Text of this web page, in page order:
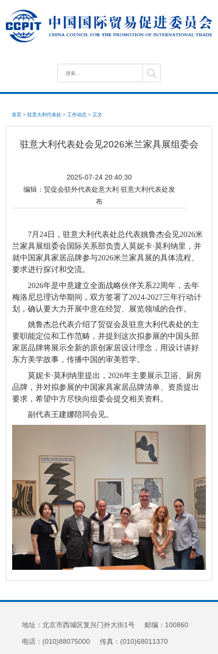
首页 > 驻意大利代表处 > 工作动态 > 正文
驻意大利代表处会见2026米兰家具展组委会
2025-07-24 20:40:30
编辑： 贸促会驻外代表处意大利 驻意大利代表处发
布
7月24日，驻意大利代表处总代表姚鲁杰会见2026米
兰家具展组委会国际关系部负责人莫妮卡·莫利纳里，并
就中国家具家居品牌参与2026米兰家具展的具体流程、
要求进行探讨和交流。
2026年是中意建立全面战略伙伴关系22周年，去年
梅洛尼总理访华期间，双方签署了2024-2027三年行动计
划，确认要大力开展中意在经贸、展览领域的合作。
姚鲁杰总代表介绍了贸促会及驻意大利代表处的主
要职能定位和工作范畴，并提到这次拟参展的中国头部
家居品牌将展示全新的原创家居设计理念，用设计讲好
东方美学故事，传播中国的审美哲学。
莫妮卡·莫利纳里提出，2026年主要展示卫浴、厨房
品牌，并对拟参展的中国家具家居品牌清单、资质提出
要求，希望中方尽快向组委会提交相关资料。
副代表王建娜陪同会见。
地址：北京市西城区复兴门外大街1号 邮编：100860
电话：(010)88075000 传真：(010)68011370